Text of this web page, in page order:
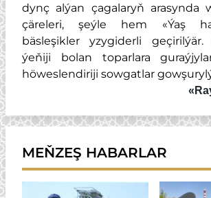
dynç alýan çagalaryň arasynda
çäreleri, şeýle hem «Ýaş
bäsleşikler yzygiderli geçirilýär.
ýeňiji bolan toparlara
höweslendiriji sowgatlar
MEŇZEŞ HABARLAR